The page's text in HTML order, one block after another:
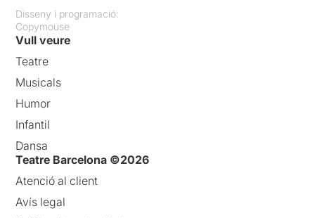
Disseny i programació:
Copymouse
Vull veure
Teatre
Musicals
Humor
Infantil
Dansa
Teatre Barcelona ©2026
Atenció al client
Avís legal